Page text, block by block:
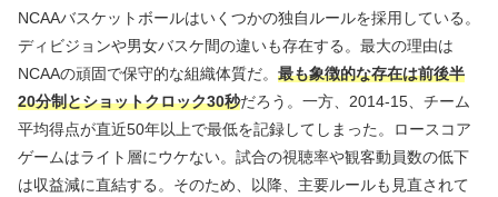
NCAAバスケットボールはいくつかの独自ルールを採用している。
ディビジョンや男女バスケ間の違いも存在する。最大の理由は
NCAAの頑固で保守的な組織体質だ。 最も象徴的な存在は前後半
20分制とショットクロック30秒だろう。一方、2014-15、チーム
平均得点が直近50年以上で最低を記録してしまった。ロースコア
ゲームはライト層にウケない。試合の視聴率や観客動員数の低下
は収益減に直結する。そのため、以降、主要ルールも見直されて